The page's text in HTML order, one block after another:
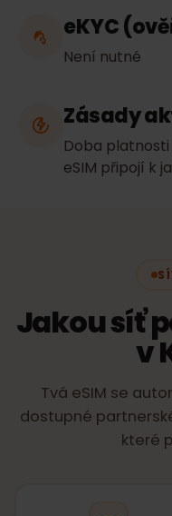
eKYC
Není nutné
Zásady
Doba platnosti
eSIM připojí k
Jakou síť
v
Tvá eSIM se
dostupné
které